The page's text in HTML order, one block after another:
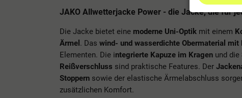
JAKO Allwetterjacke Power - die Jacke, die für
Die Jacke bietet eine moderne Uni-Optik mit einem
Ärmel . Das wind- und wasserdichte Obermaterial mit
Elementen. Die integrierte Kapuze im Kragen und die
Reißverschluss sind praktische Features. Der
Stoppern sowie der elastische Ärmelabschluss
zusätzlichen Komfort.